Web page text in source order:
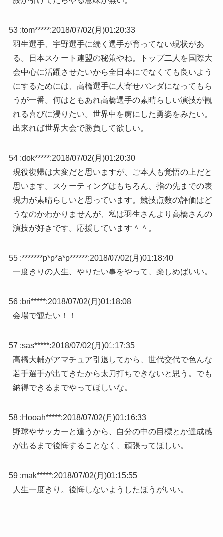
53 :tom*****:2018/07/02(月)01:20:33
羽生選手、宇野選手に続く選手が育ってない現状があ
る。日本スケート連盟の秘策やね。トップ二人を国際大
会中心に活躍させたいから全日本にでなくても良いよう
にするためには、高橋選手に人寄せパンダになってもら
うが一番。何はともあれ高橋選手の素晴らしい演技が観
れる喜びに浸りたい。世界中を虜にした勇姿をみたい。
出来れば世界大会で勝負して欲しい。
54 :dok*****:2018/07/02(月)01:20:30
現役復帰は大変だと思いますが、ご本人も覚悟の上だと
思います。スケーティングはもちろん、指の先までの表
現力が素晴らしいと思っています。競技点数の評価はど
うなのかわかりませんが、私は羽生さんより高橋さんの
演技が好きです。応援しています＾＾。
55 :*******p*p*a*p******:2018/07/02(月)01:18:40
一度きりの人生、やりたい事をやって、楽しめばいい。
56 :bri*****:2018/07/02(月)01:18:08
会場で観たい！！
57 :sas*****:2018/07/02(月)01:17:35
高橋大輔がアマチュア引退してから、世代交代で色んな
若手選手が出てきたから太刀打ちできないと思う。でも
納得できるまでやってほしいな。
58 :Hooah*****:2018/07/02(月)01:16:33
野球やサッカーと違うから、自分の中の目標とか達成感
が出るまで後悔することなく、頑張ってほしい。
59 :mak*****:2018/07/02(月)01:15:55
人生一度きり。後悔しないようしたほうがいい。